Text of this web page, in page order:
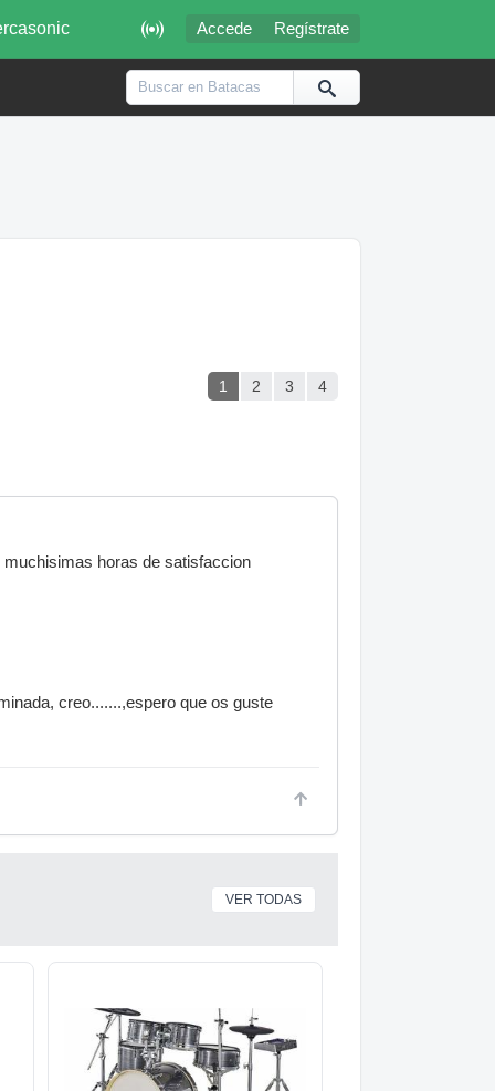
 Accede Regístrate
1 2 3 4
horas de satisfaccion
creo.......,espero que os guste
VER TODAS